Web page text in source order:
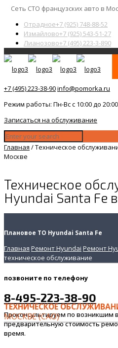
Сеть СТО французских авто в
Отрадное+7 (925) 748-88-52
Измайлово+7 (925) 543-51-27
Лианозово+7 (495) 223-3-890
+7 (495) 223-38-90info@pomorka.ru
Режим работы: Пн-Вс с 10:00 до 20:00
Записаться на обслуживание
Главная /Техническое
Москве
Техническое
Hyundai Santa Fe
Плановое ТО Hyundai Santa Fe
Главная Ремонт Hyundai Ремонт
техническое обслуживание
позвоните по телефону
8-495-223-38-90
Проконсультируем по возникшим
предварительную стоимость
время.
ТЕХНИЧЕСКОЕ
МОСКВЕ (САО)